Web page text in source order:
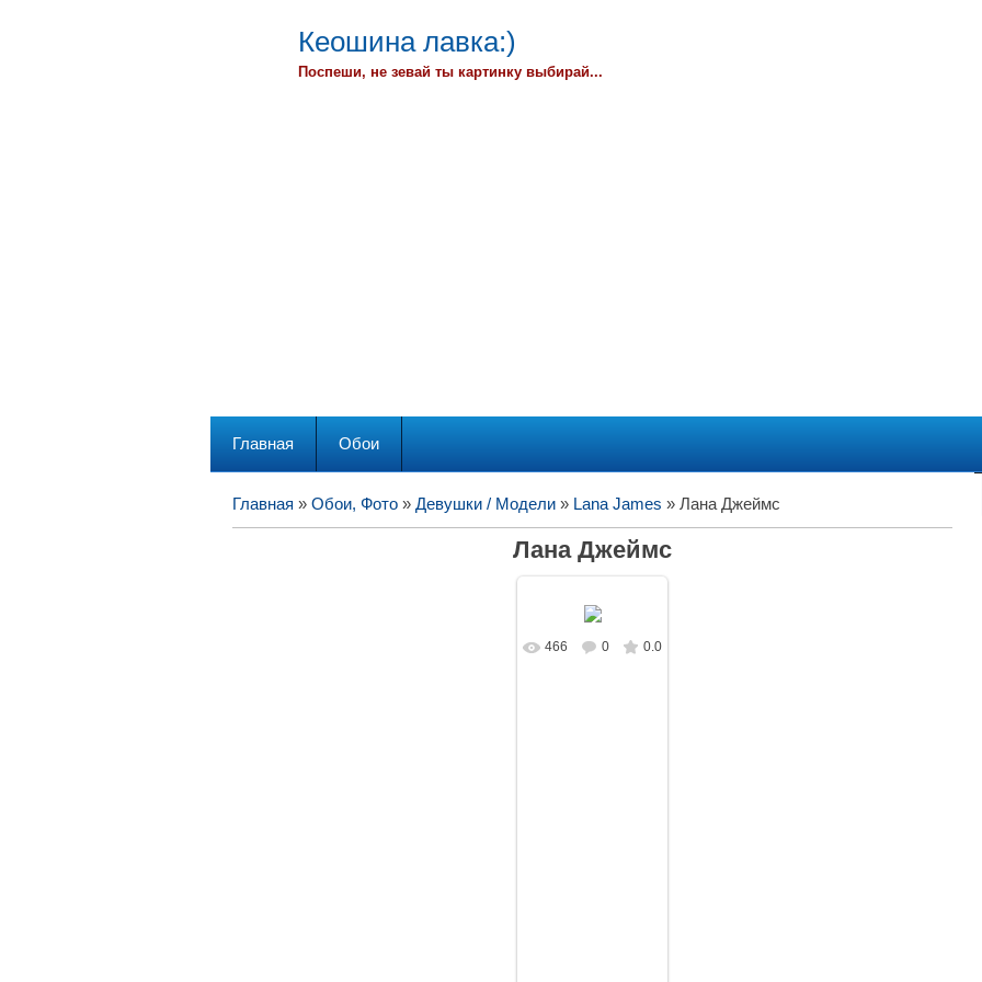
Кеошина лавка:)
Поспеши, не зевай ты картинку выбирай...
Главная Обои
Главная » Обои, Фото » Девушки / Модели » Lana James » Лана Джеймс
Лана Джеймс
В реальном
466 0 0.0